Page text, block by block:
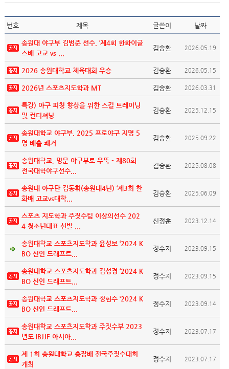
번호 제목 글쓴이 날짜
송원대 야구부 김범준 선수, ‘제4회 한화이글
스배 고교 vs ...
김승환 2026.05.19
2026 송원대학교 체육대회 우승 김승환 2026.05.15
2026년 스포츠지도학과 MT 김승환 2026.03.31
특강) 야구 피칭 향상을 위한 스킬 트레이닝
및 컨디셔닝
김승환 2025.12.15
송원대학교 야구부, 2025 프로야구 지명 5
명 배출 쾌거
김승환 2025.09.22
송원대학교, 명문 야구부로 우뚝 - 제80회
전국대학야구선수...
김승환 2025.08.08
송원대 야구단 김동휘(송원대4년) ‘제3회 한
화배 고교vs대학...
김승환 2025.06.09
스포츠 지도학과 주짓수팀 이상의선수 202
4 청소년대표 선발 ...
신정훈 2023.12.14
송원대학교 스포츠지도학과 윤성보 ‘2024 K
BO 신인 드래프트...
정수지 2023.09.15
송원대학교 스포츠지도학과 김성경 ‘2024 K
BO 신인 드래프트...
정수지 2023.09.15
송원대학교 스포츠지도학과 정현수 ‘2024 K
BO 신인 드래프트...
정수지 2023.09.14
송원대학교 스포츠지도학과 주짓수부 2023
년도 IBJJF 아시아...
정수지 2023.07.17
제 1회 송원대학교 총장배 전국주짓수대회
개최
정수지 2023.07.17